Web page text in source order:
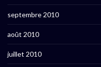
septembre 2010
août 2010
juillet 2010